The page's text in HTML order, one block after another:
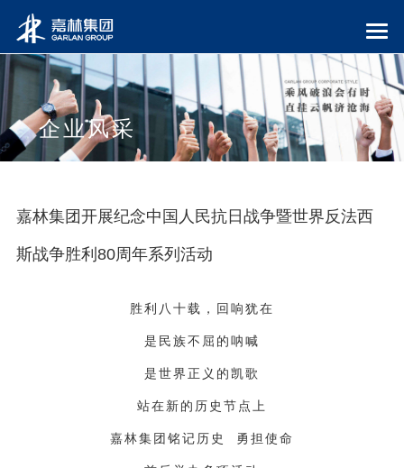
企业风采
嘉林集团开展纪念中国人民抗日战争暨世界反法西
斯战争胜利80周年系列活动
胜利八十载，回响犹在
是民族不屈的呐喊
是世界正义的凯歌
站在新的历史节点上
嘉林集团铭记历史 勇担使命